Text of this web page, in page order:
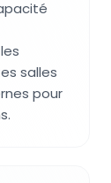
salles
pour